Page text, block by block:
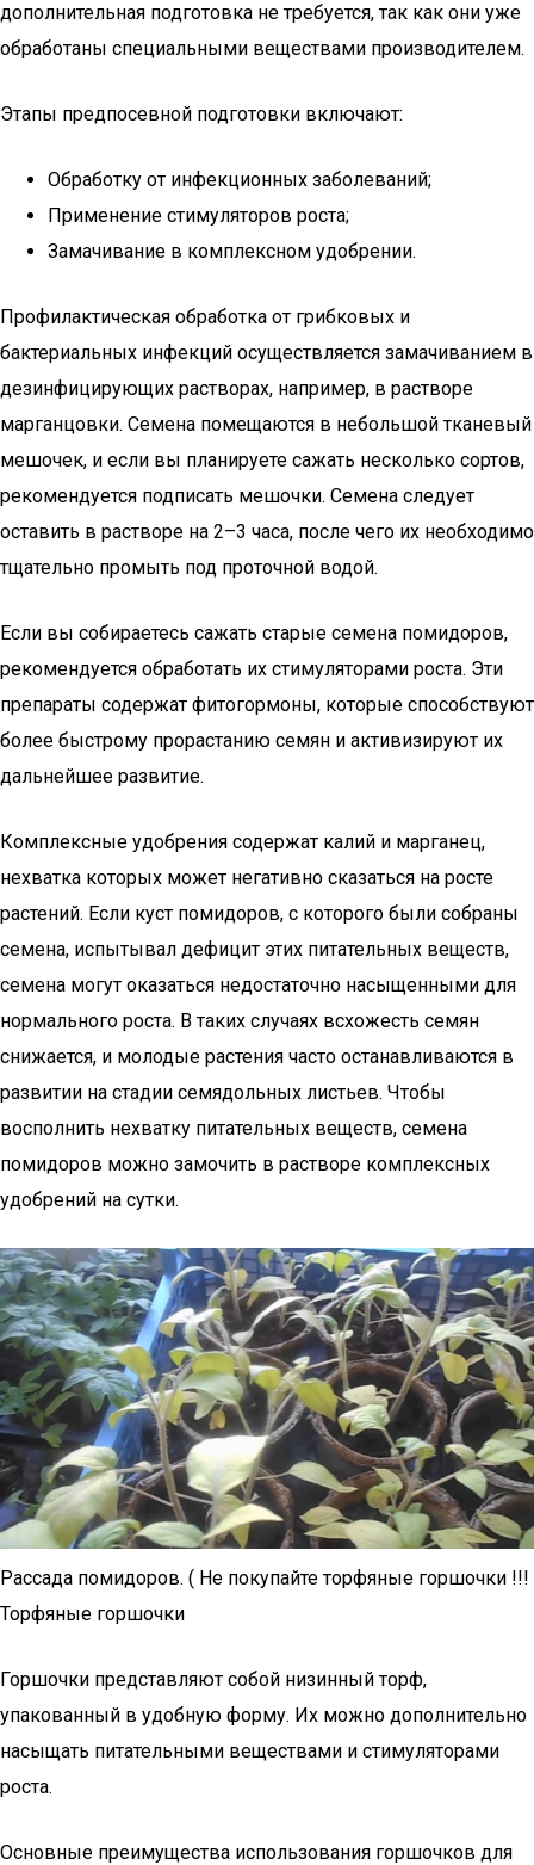
дополнительная подготовка не требуется, так как они уже
обработаны специальными веществами производителем.
Этапы предпосевной подготовки включают:
Обработку от инфекционных заболеваний;
Применение стимуляторов роста;
Замачивание в комплексном удобрении.
Профилактическая обработка от грибковых и
бактериальных инфекций осуществляется замачиванием в
дезинфицирующих растворах, например, в растворе
марганцовки. Семена помещаются в небольшой тканевый
мешочек, и если вы планируете сажать несколько сортов,
рекомендуется подписать мешочки. Семена следует
оставить в растворе на 2–3 часа, после чего их необходимо
тщательно промыть под проточной водой.
Если вы собираетесь сажать старые семена помидоров,
рекомендуется обработать их стимуляторами роста. Эти
препараты содержат фитогормоны, которые способствуют
более быстрому прорастанию семян и активизируют их
дальнейшее развитие.
Комплексные удобрения содержат калий и марганец,
нехватка которых может негативно сказаться на росте
растений. Если куст помидоров, с которого были собраны
семена, испытывал дефицит этих питательных веществ,
семена могут оказаться недостаточно насыщенными для
нормального роста. В таких случаях всхожесть семян
снижается, и молодые растения часто останавливаются в
развитии на стадии семядольных листьев. Чтобы
восполнить нехватку питательных веществ, семена
помидоров можно замочить в растворе комплексных
удобрений на сутки.
Рассада помидоров. ( Не покупайте торфяные горшочки !!!
Торфяные горшочки
Горшочки представляют собой низинный торф,
упакованный в удобную форму. Их можно дополнительно
насыщать питательными веществами и стимуляторами
роста.
Основные преимущества использования горшочков для